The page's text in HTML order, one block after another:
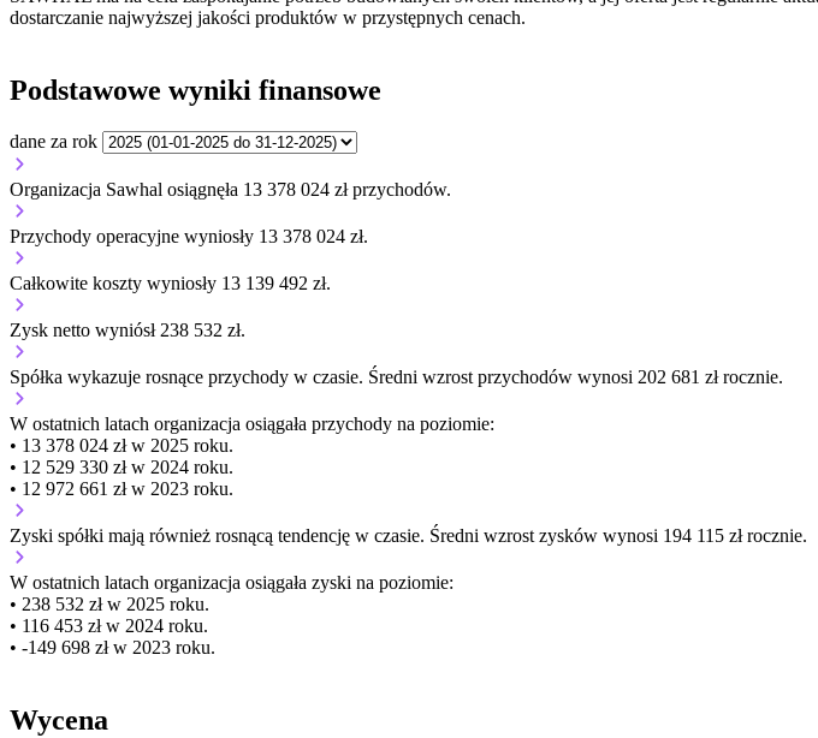
dostarczanie najwyższej jakości produktów w przystępnych cenach.
Podstawowe wyniki finansowe
dane za rok
Organizacja Sawhal osiągnęła 13 378 024 zł przychodów.
Przychody operacyjne wyniosły 13 378 024 zł.
Całkowite koszty wyniosły 13 139 492 zł.
Zysk netto wyniósł 238 532 zł.
Spółka wykazuje rosnące przychody w czasie. Średni wzrost przychodów wynosi 202 681 zł rocznie.
W ostatnich latach organizacja osiągała przychody na poziomie:
• 13 378 024 zł w 2025 roku.
• 12 529 330 zł w 2024 roku.
• 12 972 661 zł w 2023 roku.
Zyski spółki mają również rosnącą tendencję w czasie. Średni wzrost zysków wynosi 194 115 zł rocznie.
W ostatnich latach organizacja osiągała zyski na poziomie:
• 238 532 zł w 2025 roku.
• 116 453 zł w 2024 roku.
• -149 698 zł w 2023 roku.
Wycena